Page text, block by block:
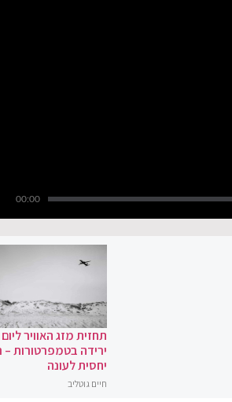
00:00
תחזית מזג האוויר
ירידה בטמפרטורות –
יחסית לעונה
חיים גוטליב